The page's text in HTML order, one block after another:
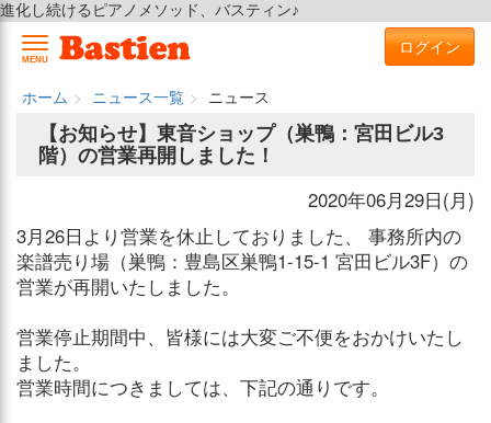
進化し続けるピアノメソッド、バスティン♪
MENU
ログイン
ホーム ニュース一覧
ニュース
【お知らせ】東音ショップ（巣鴨：宮田ビル3
階）の営業再開しました！
2020年06月29日(月)
3月26日より営業を休止しておりました、 事務所内の
楽譜売り場（巣鴨：豊島区巣鴨1-15-1 宮田ビル3F）の
営業が再開いたしました。
営業停止期間中、皆様には大変ご不便をおかけいたし
ました。
営業時間につきましては、下記の通りです。